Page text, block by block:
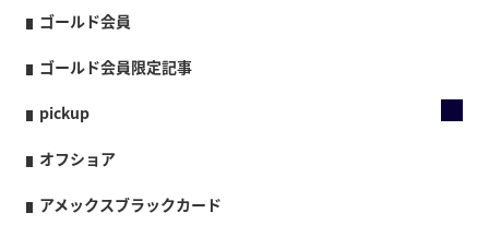
ゴールド会員
ゴールド会員限定記事
pickup
オフショア
アメックスブラックカード